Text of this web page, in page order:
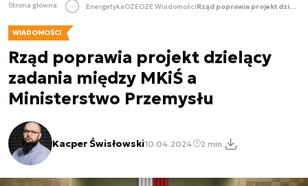
Strona główna EnergetykaOZEOZE Wiadomości Rząd poprawia projekt dzielący zadania między MKiŚ a Ministerstwo Przemysłu
WIADOMOŚCI
Rząd poprawia projekt dzielący
zadania między MKiŚ a
Ministerstwo Przemysłu
Kacper Świsłowski10.04.2024 2 min.